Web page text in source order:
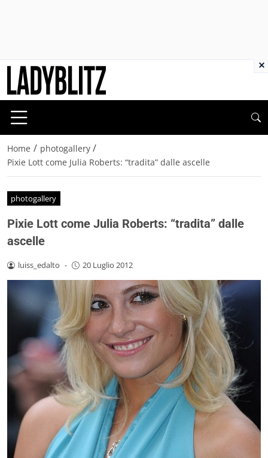
Home / photogallery /
Pixie Lott come Julia Roberts: “tradita” dalle ascelle
photogallery
Pixie Lott come Julia Roberts: “tradita” dalle
ascelle
luiss_edalto - 20 Luglio 2012
×